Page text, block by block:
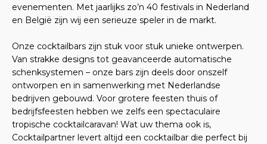
evenementen. Met jaarlijks zo’n 40 festivals in Nederland
en België zijn wij een serieuze speler in de markt.
Onze cocktailbars zijn stuk voor stuk unieke ontwerpen.
Van strakke designs tot geavanceerde automatische
schenksystemen – onze bars zijn deels door onszelf
ontworpen en in samenwerking met Nederlandse
bedrijven gebouwd. Voor grotere feesten thuis of
bedrijfsfeesten hebben we zelfs een spectaculaire
tropische cocktailcaravan! Wat uw thema ook is,
Cocktailpartner levert altijd een cocktailbar die perfect bij